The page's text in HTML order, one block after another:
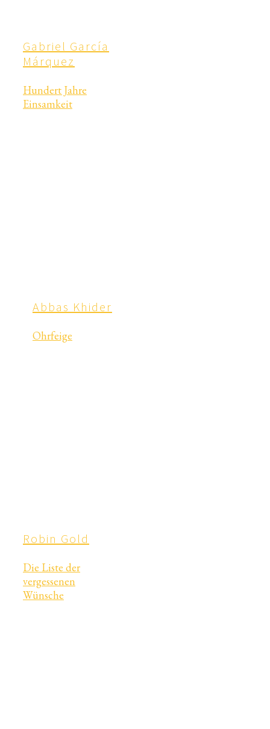
Gabriel García
Márquez
Hundert Jahre
Einsamkeit
Abbas Khider
Ohrfeige
Robin Gold
Die Liste der
vergessenen
Wünsche